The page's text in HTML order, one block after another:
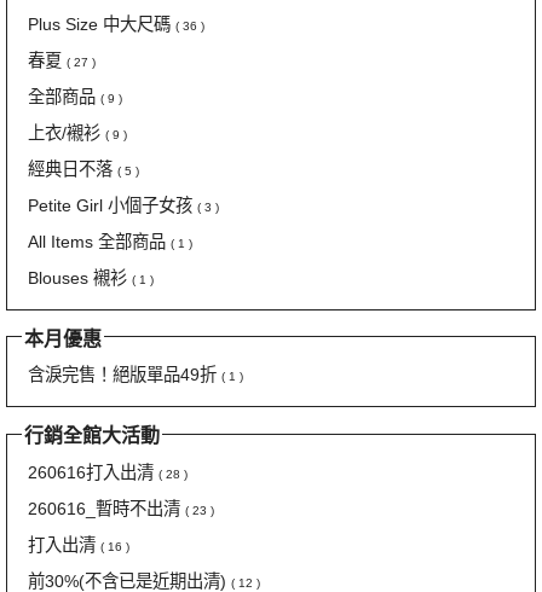
Plus Size 中大尺碼 ( 36 )
春夏 ( 27 )
全部商品 ( 9 )
上衣/襯衫 ( 9 )
經典日不落 ( 5 )
Petite Girl 小個子女孩 ( 3 )
All Items 全部商品 ( 1 )
Blouses 襯衫 ( 1 )
本月優惠
含淚完售！絕版單品49折 ( 1 )
行銷全館大活動
260616打入出清 ( 28 )
260616_暫時不出清 ( 23 )
打入出清 ( 16 )
前30%(不含已是近期出清) ( 12 )